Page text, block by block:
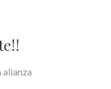
alianza